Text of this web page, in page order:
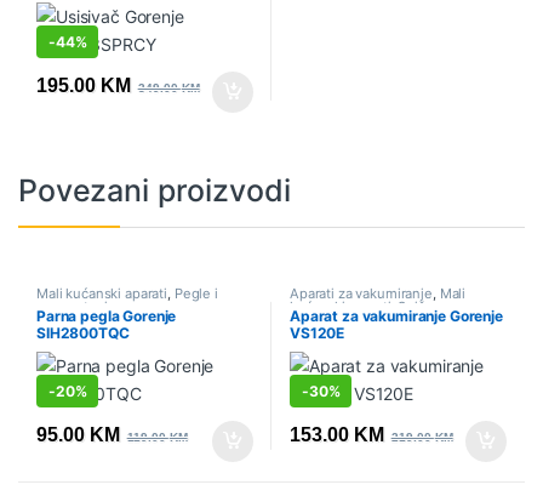
-44%
195.00 KM 349.00KM
Povezani proizvodi
Mali kućanski aparati, Pegle i
parne stanice
Parna pegla Gorenje
SIH2800TQC
-20%
95.00 KM 119.00KM
Aparati za vakumiranje, Mali
kućanski aparati Sniženo
Aparat za vakumiranje Gorenje
VS120E
-30%
153.00 KM 219.00KM